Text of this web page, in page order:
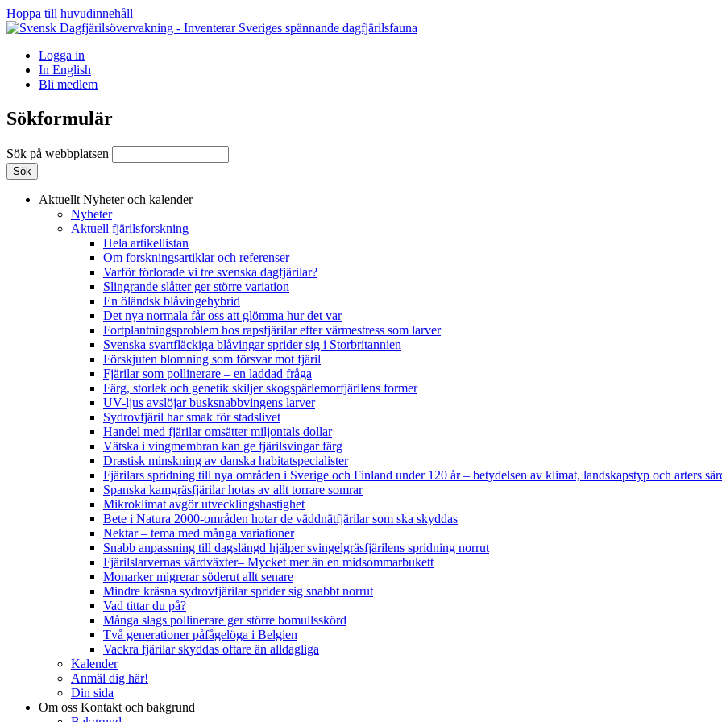
Hoppa till huvudinnehåll
Logga in
In English
Bli medlem
Sökformulär
Sök på webbplatsen
Aktuellt Nyheter och kalender
Nyheter
Aktuell fjärilsforskning
Hela artikellistan
Om forskningsartiklar och referenser
Varför förlorade vi tre svenska dagfjärilar?
Slingrande slåtter ger större variation
En öländsk blåvingehybrid
Det nya normala får oss att glömma hur det var
Fortplantningsproblem hos rapsfjärilar efter värmestress som larver
Svenska svartfläckiga blåvingar sprider sig i Storbritannien
Förskjuten blomning som försvar mot fjäril
Fjärilar som pollinerare – en laddad fråga
Färg, storlek och genetik skiljer skogspärlemorfjärilens former
UV-ljus avslöjar busksnabbvingens larver
Sydrovfjäril har smak för stadslivet
Handel med fjärilar omsätter miljontals dollar
Vätska i vingmembran kan ge fjärilsvingar färg
Drastisk minskning av danska habitatspecialister
Fjärilars spridning till nya områden i Sverige och Finland under 120 år– betydelsen av klimat, landskapstyp och arters
Spanska kamgräsfjärilar hotas av allt torrare somrar
Mikroklimat avgör utvecklingshastighet
Bete i Natura 2000-områden hotar de väddnätfjärilar som ska skyddas
Nektar – tema med många variationer
Snabb anpassning till dagslängd hjälper svingelgräsfjärilens spridning norrut
Fjärilslarvernas värdväxter– Mycket mer än en midsommarbukett
Monarker migrerar söderut allt senare
Mindre kräsna sydrovfjärilar sprider sig snabbt norrut
Vad tittar du på?
Många slags pollinerare ger större bomullsskörd
Två generationer påfågelöga i Belgien
Vackra fjärilar skyddas oftare än alldagliga
Kalender
Anmäl dig här!
Din sida
Om oss Kontakt och bakgrund